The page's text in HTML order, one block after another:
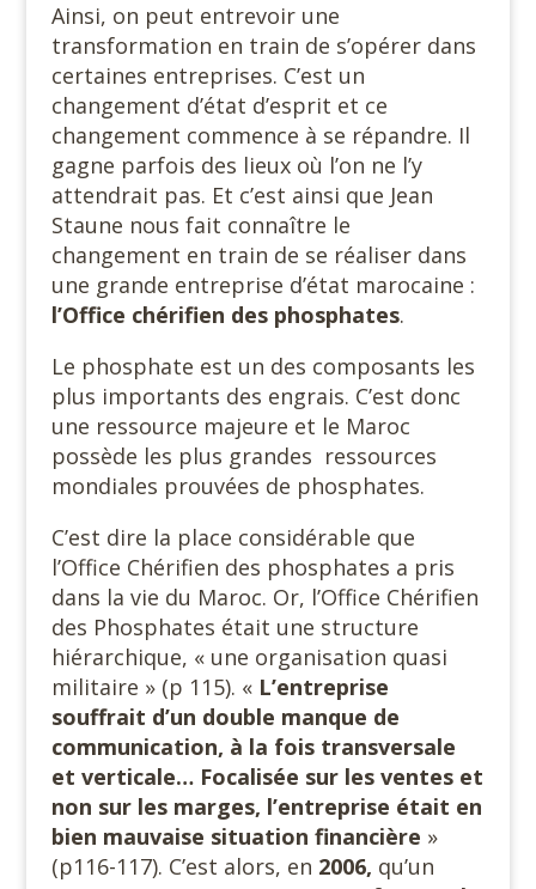
Ainsi, on peut entrevoir une
transformation en train de s’opérer dans
certaines entreprises. C’est un
changement d’état d’esprit et ce
changement commence à se répandre. Il
gagne parfois des lieux où l’on ne l’y
attendrait pas. Et c’est ainsi que Jean
Staune nous fait connaître le
changement en train de se réaliser dans
une grande entreprise d’état marocaine :
l’Office chérifien des phosphates.
Le phosphate est un des composants les
plus importants des engrais. C’est donc
une ressource majeure et le Maroc
possède les plus grandes ressources
mondiales prouvées de phosphates.
C’est dire la place considérable que
l’Office Chérifien des phosphates a pris
dans la vie du Maroc. Or, l’Office Chérifien
des Phosphates était une structure
hiérarchique, « une organisation quasi
militaire » (p 115). « L’entreprise
souffrait d’un double manque de
communication, à la fois transversale
et verticale… Focalisée sur les ventes et
non sur les marges, l’entreprise était en
bien mauvaise situation financière »
(p116-117). C’est alors, en 2006, qu’un